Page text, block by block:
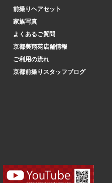
前撮りヘアセット
家族写真
よくあるご質問
京都美翔苑店舗情報
ご利用の流れ
京都前撮りスタッフブログ